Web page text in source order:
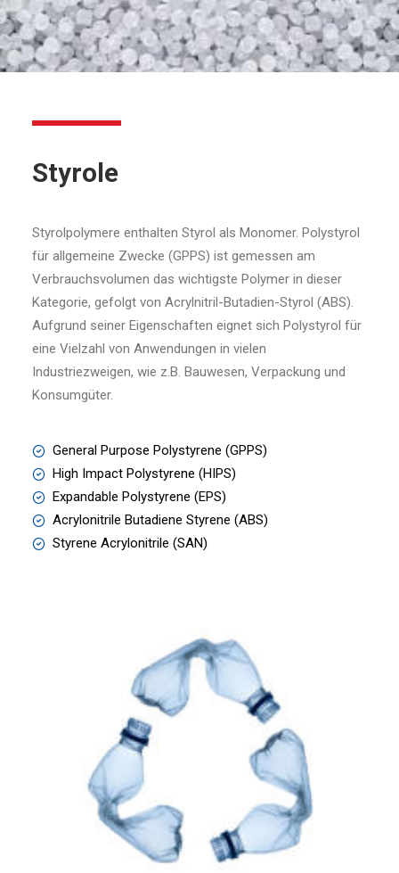
Styrole
Styrolpolymere enthalten Styrol als Monomer. Polystyrol
für allgemeine Zwecke (GPPS) ist gemessen am
Verbrauchsvolumen das wichtigste Polymer in dieser
Kategorie, gefolgt von Acrylnitril-Butadien-Styrol (ABS).
Aufgrund seiner Eigenschaften eignet sich Polystyrol für
eine Vielzahl von Anwendungen in vielen
Industriezweigen, wie z.B. Bauwesen, Verpackung und
Konsumgüter.
General Purpose Polystyrene (GPPS)
High Impact Polystyrene (HIPS)
Expandable Polystyrene (EPS)
Acrylonitrile Butadiene Styrene (ABS)
Styrene Acrylonitrile (SAN)